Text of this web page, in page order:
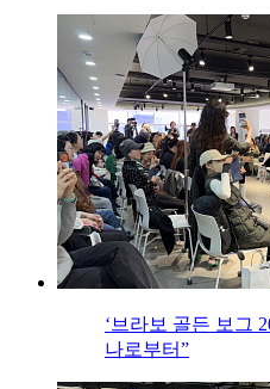
‘브라보 골든 보그
나로부터”